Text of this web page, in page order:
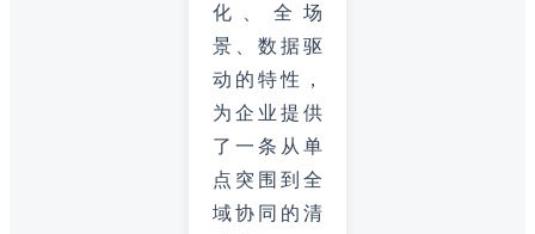
化、全场
景、数据驱
动的特性，
为企业提供
了一条从单
点突围到全
域协同的清